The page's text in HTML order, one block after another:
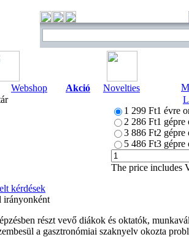
Webshop Akció Novelties
1 299 Ft1 évre
2 286 Ft1
3 886 Ft2
5 486 Ft3 gépre
The price includes
kérdések
irányonként
részt vevő diákok és oktatók,
a gasztronómiai szaknyelv okozta